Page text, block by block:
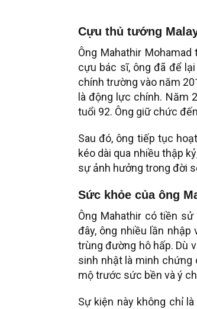
Cựu thủ tướng
Ông Mahathir
cựu bác sĩ, ông đã để
chính trường vào năm
là động lực chính. Năm
tuổi 92. Ông giữ chức
Sau đó, ông tiếp tục
kéo dài qua nhiều thập
sự ảnh hưởng trong đời
Sức khỏe của ông
Ông Mahathir có tiền
đây, ông nhiều lần
trùng đường hô hấp. Dù
sinh nhật là minh chứng
mộ trước sức bền và ý
Sự kiện này không chỉ